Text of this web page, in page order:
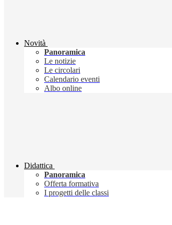
Novità
Panoramica
Le notizie
Le circolari
Calendario eventi
Albo online
Didattica
Panoramica
Offerta formativa
I progetti delle classi